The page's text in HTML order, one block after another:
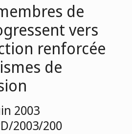
de
vers
renforcée
de
2003
2003/200